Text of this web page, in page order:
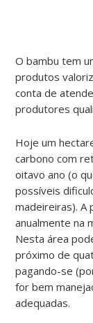
O bambu tem
produtos
conta de
produtores
Hoje um
carbono com
oitavo ano (o
possíveis
madeireiras). A
anualmente na
Nesta área
próximo de
pagando-se
for bem
adequadas.